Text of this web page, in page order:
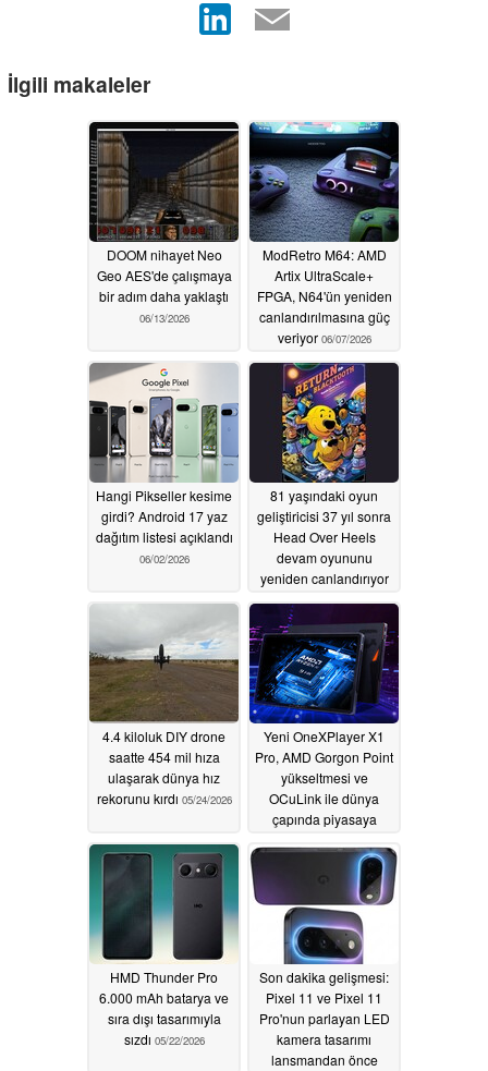
İlgili makaleler
DOOM nihayet Neo
Geo AES'de çalışmaya
bir adım daha yaklaştı
06/13/2026
ModRetro M64: AMD
Artix UltraScale+
FPGA, N64'ün yeniden
canlandırılmasına güç
veriyor 06/07/2026
Hangi Pikseller kesime
girdi? Android 17 yaz
dağıtım listesi açıklandı
06/02/2026
81 yaşındaki oyun
geliştiricisi 37 yıl sonra
Head Over Heels
devam oyununu
yeniden canlandırıyor
06/01/2026
4.4 kiloluk DIY drone
saatte 454 mil hıza
ulaşarak dünya hız
rekorunu kırdı 05/24/2026
Yeni OneXPlayer X1
Pro, AMD Gorgon Point
yükseltmesi ve
OCuLink ile dünya
çapında piyasaya
HMD Thunder Pro
6.000 mAh batarya ve
sıra dışı tasarımıyla
sızdı 05/22/2026
Son dakika gelişmesi:
Pixel 11 ve Pixel 11
Pro'nun parlayan LED
kamera tasarımı
lansmandan önce